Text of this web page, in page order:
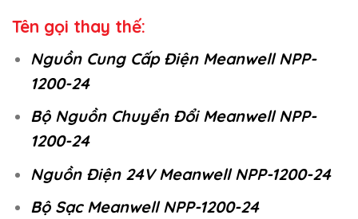
Tên gọi thay thế:
Nguồn Cung Cấp Điện Meanwell NPP-
1200-24
Bộ Nguồn Chuyển Đổi Meanwell NPP-
1200-24
Nguồn Điện 24V Meanwell NPP-1200-24
Bộ Sạc Meanwell NPP-1200-24